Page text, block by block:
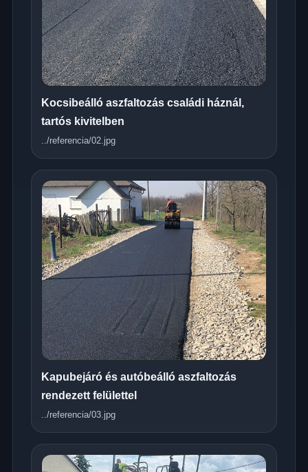
Kocsibeálló aszfaltozás családi háznál,
tartós kivitelben
../referencia/02.jpg
Kapubejáró és autóbeálló aszfaltozás
rendezett felülettel
../referencia/03.jpg